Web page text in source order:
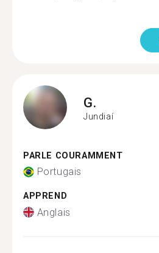
G.
Jundiaí
PARLE COURAMMENT
Portugais
APPREND
Anglais